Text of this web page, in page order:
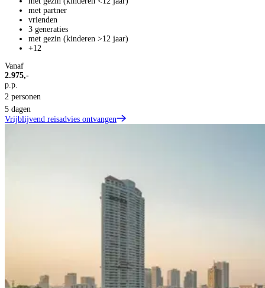
met partner
vrienden
3 generaties
met gezin (kinderen >12 jaar)
+12
Vanaf
2.975,-
p.p.
2 personen
5 dagen
Vrijblijvend reisadvies ontvangen